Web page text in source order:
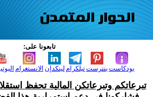
تابعونا على:
الانستغرام لينكدإن تيلكرامبنترست بودكاست
تبرعاتكم وتبرعاتكن المالية تحفظ